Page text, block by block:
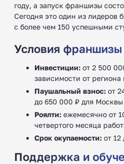
году, а запуск франшизы
Сегодня это один из лидеров
с более чем 150 успешными
Условия франшизы
Инвестиции: от 2 500
зависимости от
Паушальный взнос: от
до 650 000 ₽ для
Роялти: ежемесячно от
четвертого месяца
Срок окупаемости: от 12
Поддержка и